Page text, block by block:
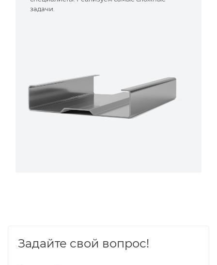
задачи.
Задайте свой вопрос!